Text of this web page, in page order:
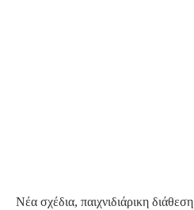
Νέα σχέδια, παιχνιδιάρικη